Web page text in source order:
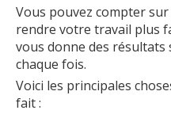
Vous pouvez compter
rendre votre travail plus
vous donne des
chaque fois.
Voici les principales
fait :